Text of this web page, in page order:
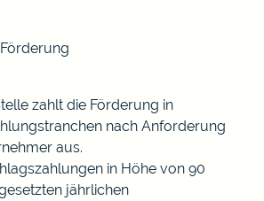
zahlt die Förderung in
nach Anforderung
aus.
in Höhe von 90
jährlichen